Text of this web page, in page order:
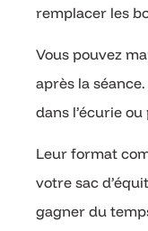
remplacer les
Vous pouvez
après la
dans l’écurie
Leur format
votre sac
gagner du